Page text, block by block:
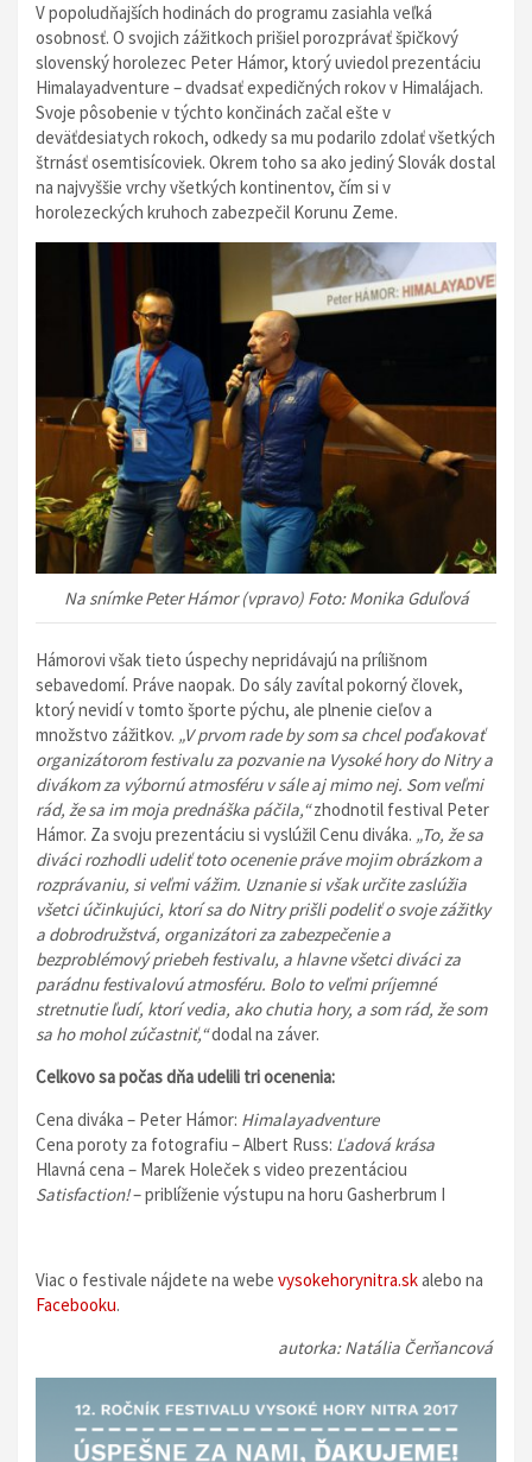
V popoludňajších hodinách do programu zasiahla veľká
osobnosť. O svojich zážitkoch prišiel porozprávať špičkový
slovenský horolezec Peter Hámor, ktorý uviedol prezentáciu
Himalayadventure – dvadsať expedičných rokov v Himalájach.
Svoje pôsobenie v týchto končinách začal ešte v
deväťdesiatych rokoch, odkedy sa mu podarilo zdolať všetkých
štrnásť osemtisícoviek. Okrem toho sa ako jediný Slovák dostal
na najvyššie vrchy všetkých kontinentov, čím si v
horolezeckých kruhoch zabezpečil Korunu Zeme.
Na snímke Peter Hámor (vpravo) Foto: Monika Gduľová
Hámorovi však tieto úspechy nepridávajú na prílišnom
sebavedomí. Práve naopak. Do sály zavítal pokorný človek,
ktorý nevidí v tomto športe pýchu, ale plnenie cieľov a
množstvo zážitkov. „V prvom rade by som sa chcel poďakovať
organizátorom festivalu za pozvanie na Vysoké hory do Nitry a
divákom za výbornú atmosféru v sále aj mimo nej. Som veľmi
rád, že sa im moja prednáška páčila,“zhodnotil festival Peter
Hámor. Za svoju prezentáciu si vyslúžil Cenu diváka. „To, že sa
diváci rozhodli udeliť toto ocenenie práve mojim obrázkom a
rozprávaniu, si veľmi vážim. Uznanie si však určite zaslúžia
všetci účinkujúci, ktorí sa do Nitry prišli podeliť o svoje zážitky
a dobrodružstvá, organizátori za zabezpečenie a
bezproblémový priebeh festivalu, a hlavne všetci diváci za
parádnu festivalovú atmosféru. Bolo to veľmi príjemné
stretnutie ľudí, ktorí vedia, ako chutia hory, a som rád, že som
sa ho mohol zúčastniť,“dodal na záver.
Celkovo sa počas dňa udelili tri ocenenia:
Cena diváka – Peter Hámor: Himalayadventure
Cena poroty za fotografiu – Albert Russ: Ľadová krása
Hlavná cena – Marek Holeček s video prezentáciou
Satisfaction!– priblíženie výstupu na horu Gasherbrum I
Viac o festivale nájdete na webe vysokehorynitra.skalebo na
Facebooku.
autorka: Natália Čerňancová